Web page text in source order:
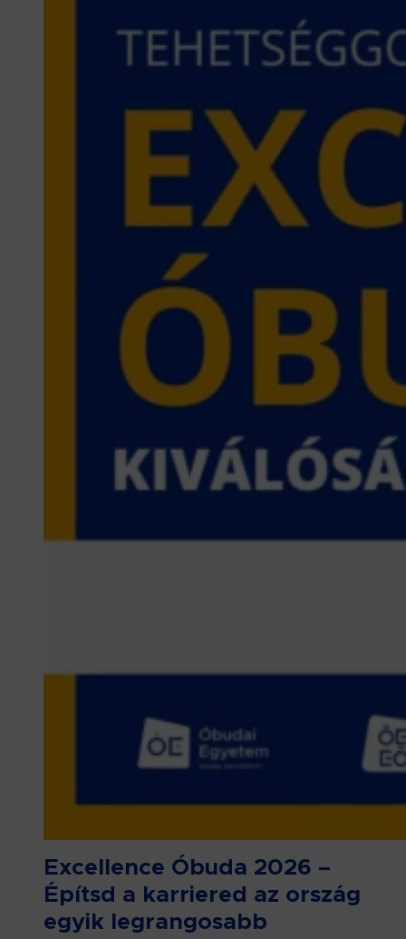
Excellence Óbuda 2026 –
Építsd a karriered az ország
egyik legrangosabb